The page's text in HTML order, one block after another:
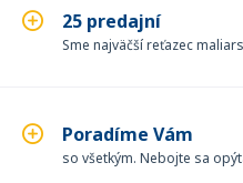
25 predajní
Sme najväčší reťazec
Poradíme Vám
so všetkým. Nebojte sa